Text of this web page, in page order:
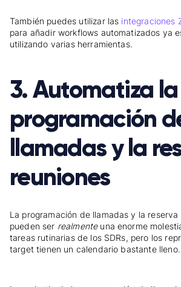
También puedes utilizar las integraciones
para añadir workflows automatizados ya
utilizando varias herramientas.
3. Automatiza la
programación
llamadas y la
reuniones
La programación de llamadas y la reserva
pueden ser realmenteuna enorme
tareas rutinarias de los SDRs, pero los
target tienen un calendario bastante lleno.